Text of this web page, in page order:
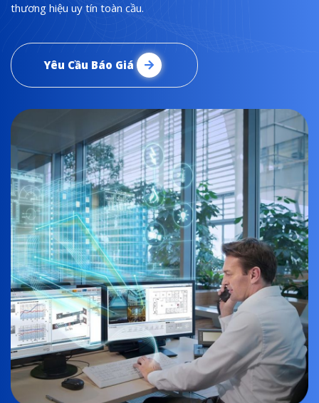
thương hiệu uy tín toàn cầu.
Yêu Cầu Báo Giá